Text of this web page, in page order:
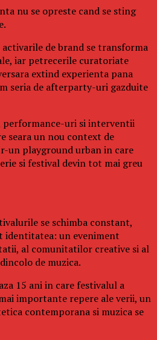
nu se opreste cand se sting
de brand se transforma
iar petrecerile curatoriate
extind experienta pana
seria de afterparty-uri gazduite
performance-uri si interventii
seara un nou context de
un playground urban in care
si festival devin tot mai greu
se schimba constant,
identitatea: un eveniment
al comunitatilor creative si al
de muzica.
15 ani in care festivalul a
importante repere ale verii, un
contemporana si muzica se